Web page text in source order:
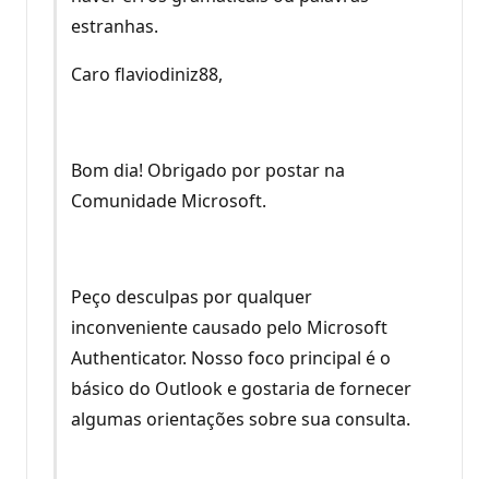
estranhas.
Caro flaviodiniz88,
Bom dia! Obrigado por postar na
Comunidade Microsoft.
Peço desculpas por qualquer
inconveniente causado pelo Microsoft
Authenticator. Nosso foco principal é o
básico do Outlook e gostaria de fornecer
algumas orientações sobre sua consulta.